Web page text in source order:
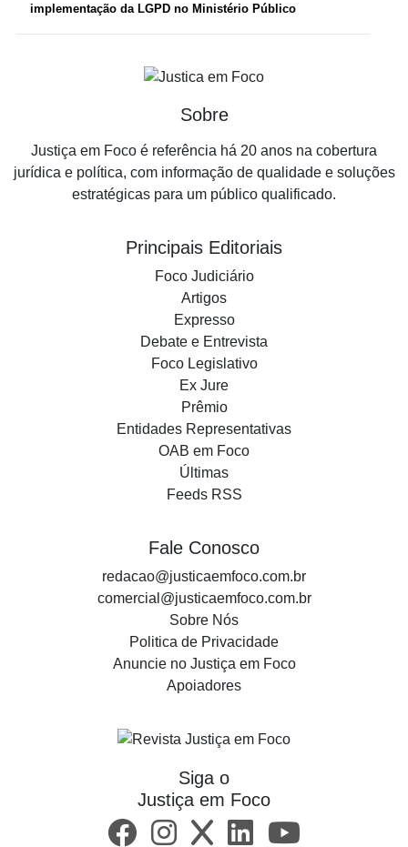
implementação da LGPD no Ministério Público
Sobre
Justiça em Foco é referência há 20 anos na cobertura
jurídica e política, com informação de qualidade e soluções
estratégicas para um público qualificado.
Principais Editoriais
Foco Judiciário
Artigos
Expresso
Debate e Entrevista
Foco Legislativo
Ex Jure
Prêmio
Entidades Representativas
OAB em Foco
Últimas
Feeds RSS
Fale Conosco
redacao@justicaemfoco.com.br
comercial@justicaemfoco.com.br
Sobre Nós
Politica de Privacidade
Anuncie no Justiça em Foco
Apoiadores
Siga o
Justiça em Foco